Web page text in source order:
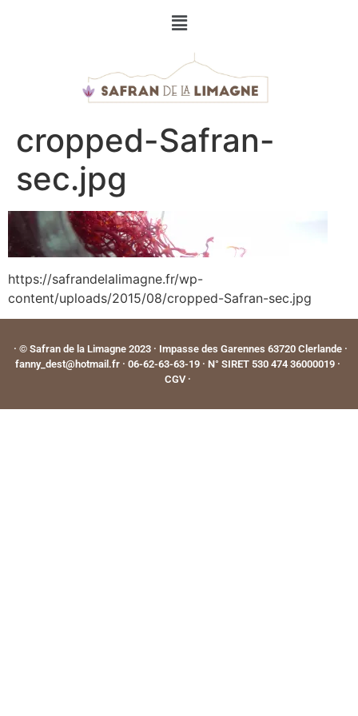
cropped-Safran-
sec.jpg
https://safrandelalimagne.fr/wp-
content/uploads/2015/08/cropped-Safran-sec.jpg
· © Safran de la Limagne 2023 · Impasse des Garennes 63720 Clerlande ·
fanny_dest@hotmail.fr · 06-62-63-63-19 · N° SIRET 530 474 36000019 ·
CGV·